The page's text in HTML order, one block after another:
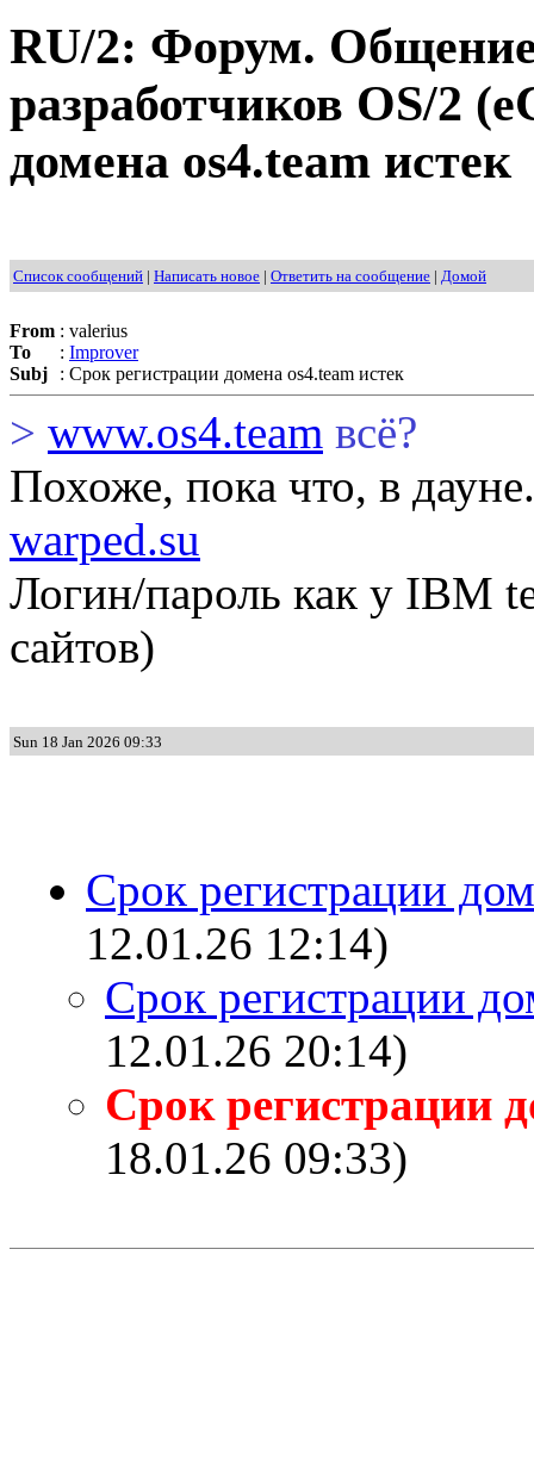
RU/2: Форум. Общение
разработчиков OS/2
домена os4.team истек
Список сообщений | Написать новое | Ответить на сообщение | Домой
From : valerius
To
: Improver
Subj
: Срок регистрации домена os4.team истек
> www.os4.team всё?
Похоже, пока что, в
warped.su
Логин/пароль как у IBM
сайтов)
Sun 18 Jan 2026 09:33
Срок регистрации
12.01.26 12:14)
Срок регистрации
12.01.26 20:14)
Срок регистрации
18.01.26 09:33)